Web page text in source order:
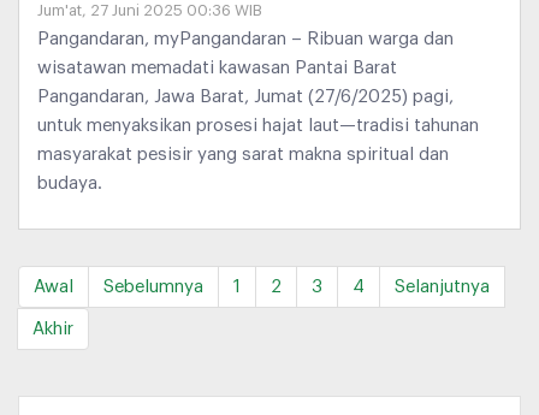
Jum'at, 27 Juni 2025 00:36 WIB
Pangandaran, myPangandaran – Ribuan warga dan
wisatawan memadati kawasan Pantai Barat
Pangandaran, Jawa Barat, Jumat (27/6/2025) pagi,
untuk menyaksikan prosesi hajat laut—tradisi tahunan
masyarakat pesisir yang sarat makna spiritual dan
budaya.
Awal Sebelumnya 1 2 3 4 Selanjutnya
Akhir